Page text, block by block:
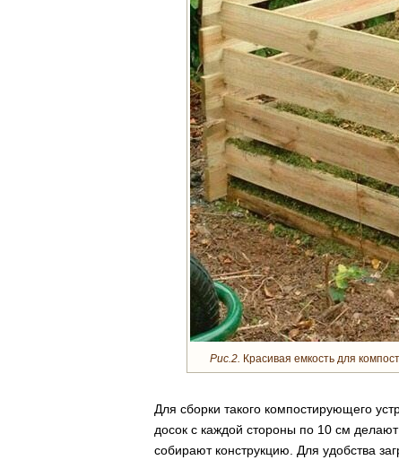
Рис.2. Красивая емкость для
Для сборки такого компостирующего
досок с каждой стороны по 10 см
собирают конструкцию. Для удобства